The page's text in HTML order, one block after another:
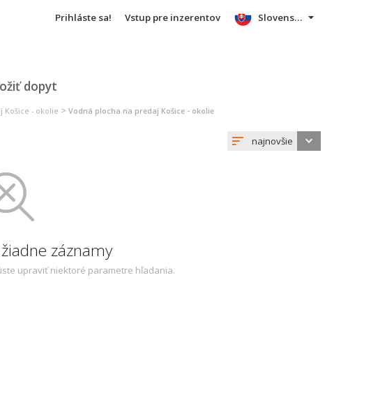
Prihláste sa! Vstup pre inzerentov
dopyt
Slovensky
Košice - okolie > Vodná plocha na predaj Košice - okolie
najnovšie
záznamy
upraviť niektoré parametre hľadania.